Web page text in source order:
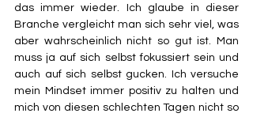
das immer wieder. Ich glaube in dieser
Branche vergleicht man sich sehr viel, was
aber wahrscheinlich nicht so gut ist. Man
muss ja auf sich selbst fokussiert sein und
auch auf sich selbst gucken. Ich versuche
mein Mindset immer positiv zu halten und
mich von diesen schlechten Tagen nicht so